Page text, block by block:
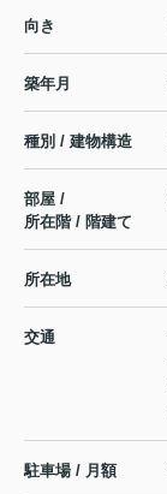
向き
築年月
種別 / 建物構造
部屋 /
所在階 / 階建て
所在地
交通
駐車場 / 月額